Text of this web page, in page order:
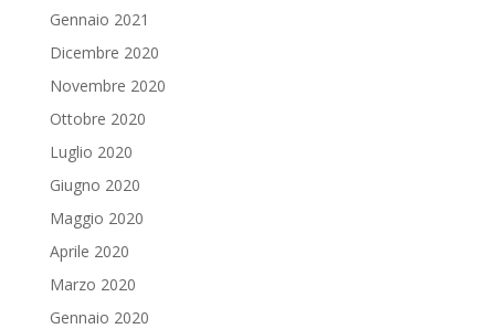
Gennaio 2021
Dicembre 2020
Novembre 2020
Ottobre 2020
Luglio 2020
Giugno 2020
Maggio 2020
Aprile 2020
Marzo 2020
Gennaio 2020